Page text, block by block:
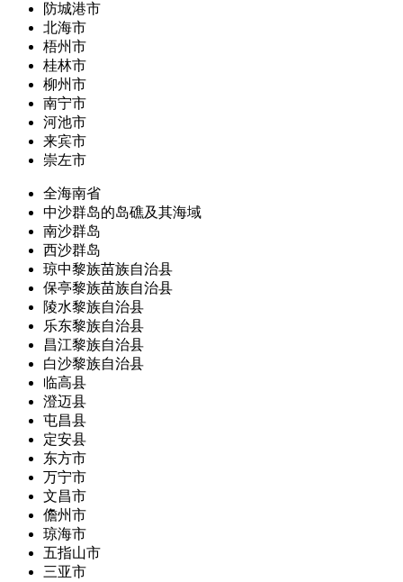
防城港市
北海市
梧州市
桂林市
柳州市
南宁市
河池市
来宾市
崇左市
全海南省
中沙群岛的岛礁及其海域
南沙群岛
西沙群岛
琼中黎族苗族自治县
保亭黎族苗族自治县
陵水黎族自治县
乐东黎族自治县
昌江黎族自治县
白沙黎族自治县
临高县
澄迈县
屯昌县
定安县
东方市
万宁市
文昌市
儋州市
琼海市
五指山市
三亚市